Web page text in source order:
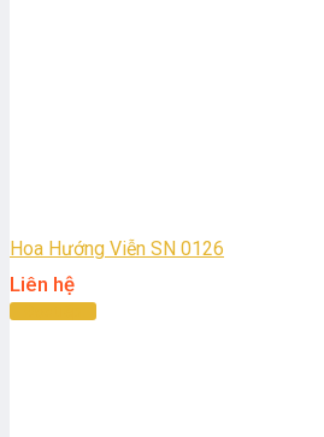
Hoa Hướng Viễn SN 0126
Liên hệ